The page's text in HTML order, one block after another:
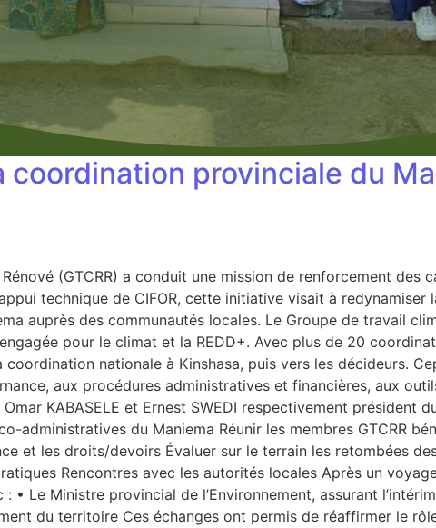
provinciale du
(GTCRR) a conduit une mission de renforcement des
technique de CIFOR, cette initiative visait à
auprès des communautés locales. Le Groupe de travail
pour le climat et la REDD+. Avec plus de 20
nationale à Kinshasa, puis vers les décideurs.
aux procédures administratives et financières, aux
KABASELE et Ernest SWEDI respectivement président
du Maniema Réunir les membres GTCRR
et les droits/devoirs Évaluer sur le terrain les retombées
Rencontres avec les autorités locales Après un
Le Ministre provincial de l’Environnement, assurant
du territoire Ces échanges ont permis de réaffirmer le